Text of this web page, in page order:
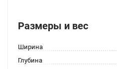
Размеры и вес
Ширина
Глубина